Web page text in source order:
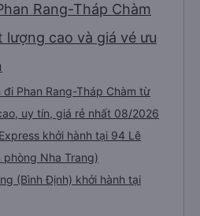
Rang-Tháp Chàm
cao và giá vé ưu
Phan Rang-Tháp Chàm từ
uy tín, giá rẻ nhất 08/2026
khởi hành tại 94 Lê
phòng Nha Trang)
(Bình Định) khởi hành tại